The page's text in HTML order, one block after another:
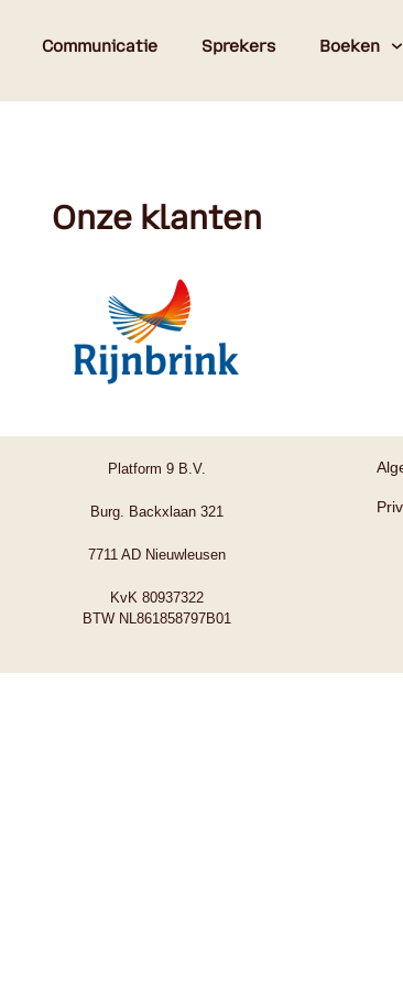
Communicatie Sprekers Boeken
Onze klanten
Platform 9 B.V.
Burg. Backxlaan 321
7711 AD Nieuwleusen
KvK 80937322
BTW NL861858797B01